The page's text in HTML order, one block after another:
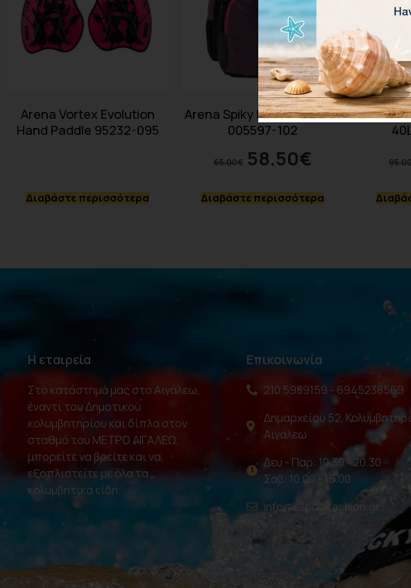
Arena Vortex Evolution
Hand Paddle 95232-095
Διαβάστε περισσότερα
Arena Spiky III Backpack 35
005597-102
65.00€ 58.50€
Διαβάστε περισσότερα
Arena
Η εταιρεία
Στο κατάστημά μας στο Αιγάλεω,
έναντι του Δημοτικού
κολυμβητηρίου και δίπλα στον
σταθμό του ΜΕΤΡΟ ΑΙΓΑΛΕΩ,
μπορείτε να βρείτε και να
εξοπλιστείτε με όλα τα
κολυμβητικά είδη.
Επικοινωνία
210 5989159 - 6945238569
Δημαρχείου 52,
Αιγάλεω
Δευ - Παρ: 10.30 - 20.30
Σαβ: 10.00 - 15.00
info@e-poolfashion.gr